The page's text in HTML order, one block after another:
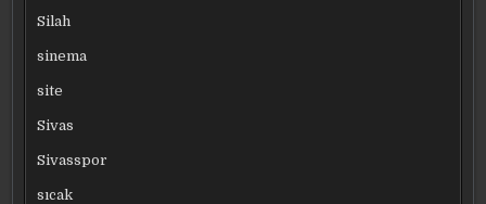
Silah
sinema
site
Sivas
Sivasspor
sıcak